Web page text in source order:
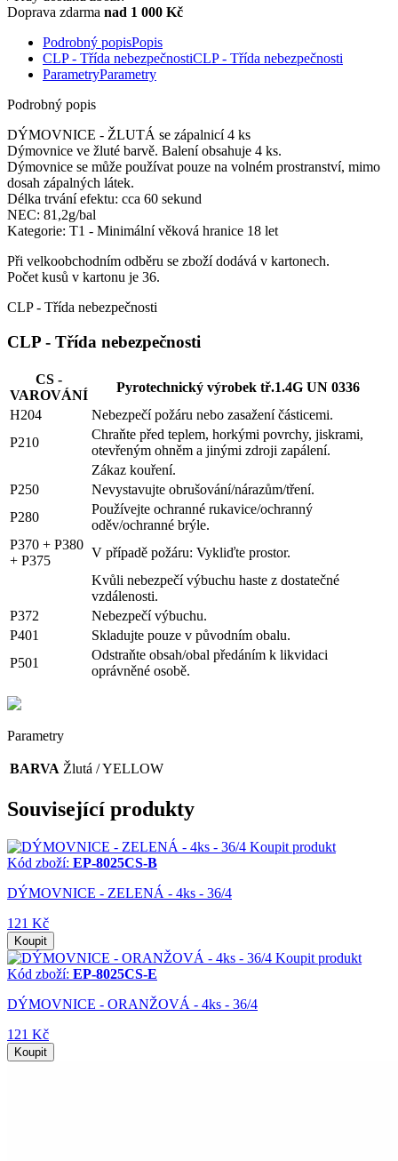
Doprava zdarma nad 1 000 Kč
Podrobný popisPopis
CLP - Třída nebezpečnostiCLP - Třída nebezpečnosti
ParametryParametry
Podrobný popis
DÝMOVNICE - ŽLUTÁ se zápalnicí 4 ks
Dýmovnice ve žluté barvě. Balení obsahuje 4 ks.
Dýmovnice se může používat pouze na volném prostranství, mimo
dosah zápalných látek.
Délka trvání efektu: cca 60 sekund
NEC: 81,2g/bal
Kategorie: T1 - Minimální věková hranice 18 let
Při velkoobchodním odběru se zboží dodává v kartonech.
Počet kusů v kartonu je 36.
CLP - Třída nebezpečnosti
CLP - Třída nebezpečnosti
CS -
VAROVÁNÍ
Pyrotechnický výrobek tř.1.4G UN 0336
H204
Nebezpečí požáru nebo zasažení částicemi.
P210
Chraňte před teplem, horkými povrchy, jiskrami,
otevřeným ohněm a jinými zdroji zapálení.
Zákaz kouření.
P250
Nevystavujte obrušování/nárazům/tření.
P280
Používejte ochranné rukavice/ochranný
oděv/ochranné brýle.
P370 + P380
+ P375
V případě požáru: Vykliďte prostor.
Kvůli nebezpečí výbuchu haste z dostatečné
vzdálenosti.
P372
Nebezpečí výbuchu.
P401
Skladujte pouze v původním obalu.
P501
Odstraňte obsah/obal předáním k likvidaci
oprávněné osobě.
Parametry
BARVA Žlutá / YELLOW
Související produkty
Koupit produkt
Kód zboží: EP-8025CS-B
DÝMOVNICE - ZELENÁ - 4ks - 36/4
121 Kč
Koupit
Koupit produkt
Kód zboží: EP-8025CS-E
DÝMOVNICE - ORANŽOVÁ - 4ks - 36/4
121 Kč
Koupit